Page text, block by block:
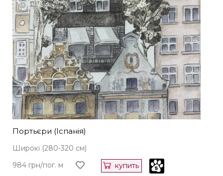
Портьєри (Іспанія)
Широкі (280-320 см)
984 грн/пог. м
купить